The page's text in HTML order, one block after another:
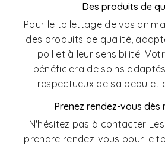
Des produits de
Pour le toilettage de vos
des produits de qualité,
poil et à leur sensibilité.
bénéficiera de soins
respectueux de sa peau et
Prenez rendez-vous dès
N'hésitez pas à contacter Les
prendre rendez-vous pour le